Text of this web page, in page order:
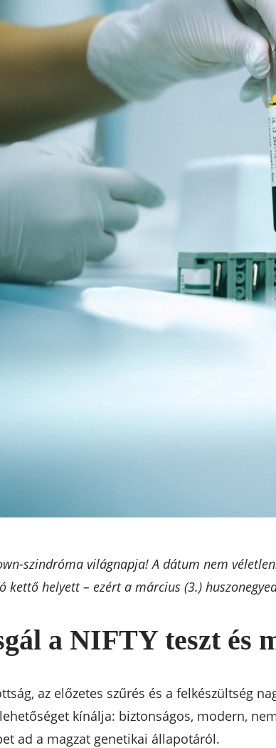
szindróma világnapja! A dátum nem
kettő helyett – ezért a március (3.)
a NIFTY teszt és
az előzetes szűrés és a felkészültség
kínálja: biztonságos, modern,
ad a magzat genetikai állapotáról.